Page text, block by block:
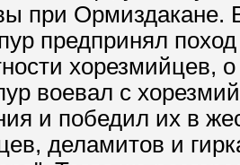
при Ормиздакане.
предпринял
хорезмийцев,
воевал с
и победил их в
деламитов и